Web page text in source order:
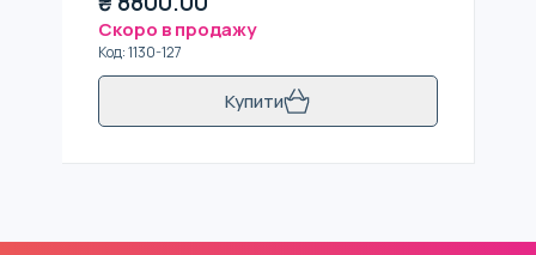
Скоро в продажу
Код:1130-127
Купити